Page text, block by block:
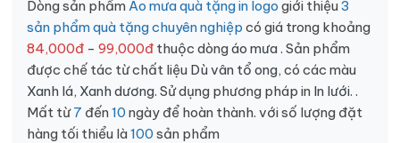
Dòng sản phẩm Áo mưa quà tặng in logo giới thiệu3
sản phẩm quà tặng chuyên nghiệp có giá trong khoảng
84,000đ - 99,000đ thuộc dòngáo mưa. Sản phẩm
được chế tác từ chất liệu Dù vân tổ ong, có các màu
Xanh lá, Xanh dương. Sử dụng phương pháp in In lưới. .
Mất từ7 đến10ngày để hoàn thành. với số lượng đặt
hàng tối thiểu là100sản phẩm